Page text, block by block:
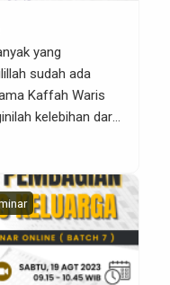
yang
sudah ada
Kaffah Waris
kelebihan dari
bisa diikuti oleh
Nah apakah anda
nih? Mau ikut
Cara Pembagian